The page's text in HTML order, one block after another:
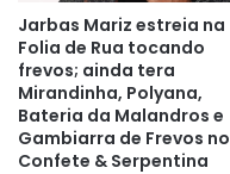
Jarbas Mariz estreia na
Folia de Rua tocando
frevos; ainda tera
Mirandinha, Polyana,
Bateria da Malandros e
Gambiarra de Frevos no
Confete & Serpentina